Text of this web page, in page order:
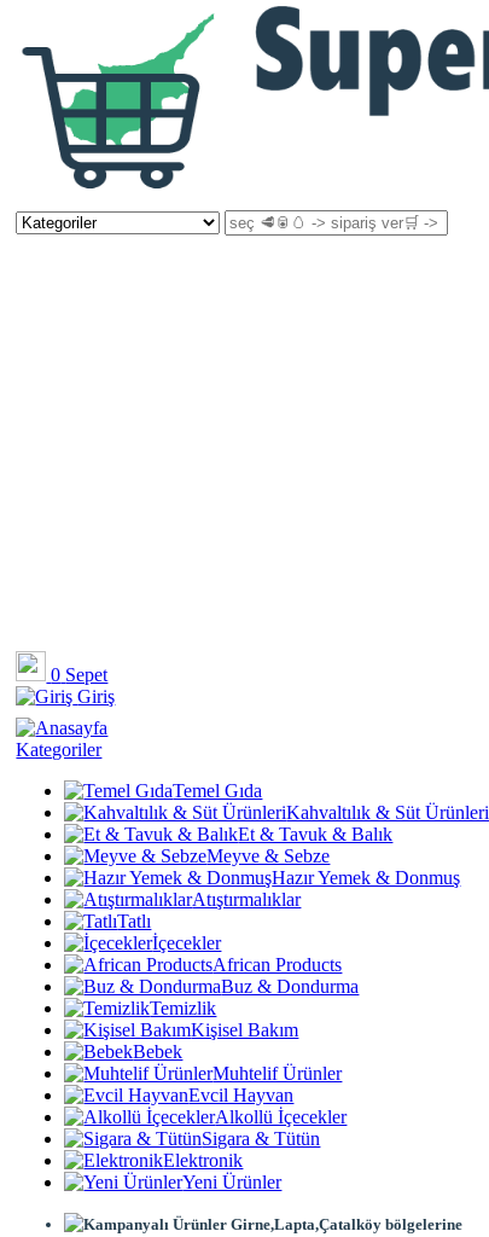
0 Sepet
Giriş
Kategoriler
Temel Gıda
Kahvaltılık & Süt Ürünleri
Et & Tavuk & Balık
Meyve & Sebze
Hazır Yemek & Donmuş
Atıştırmalıklar
Tatlı
İçecekler
African Products
Buz & Dondurma
Temizlik
Kişisel Bakım
Bebek
Muhtelif Ürünler
Evcil Hayvan
Alkollü İçecekler
Sigara & Tütün
Elektronik
Yeni Ürünler
Girne,Lapta,Çatalköy bölgelerine